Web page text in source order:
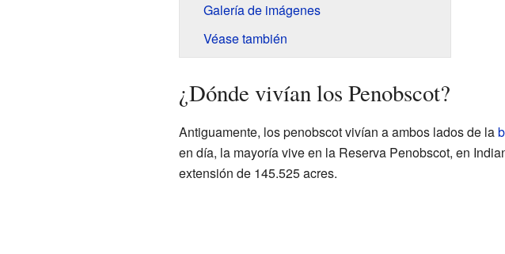
Galería de imágenes
Véase también
¿Dónde vivían los Penobscot?
Antiguamente, los penobscot vivían a ambos lados de la
en día, la mayoría vive en la Reserva Penobscot, en
extensión de 145.525 acres.